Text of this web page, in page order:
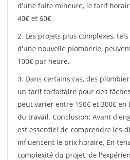
d'une fuite mineure, le tarif
40€ et 60€.
2. Les projets plus complexes,
d'une nouvelle plomberie,
100€ par heure.
3. Dans certains cas, des
un tarif forfaitaire pour des
peut varier entre 150€ et 300€
du travail. Conclusion: Avant
est essentiel de comprendre les
influencent le prix horaire. En
complexité du projet, de